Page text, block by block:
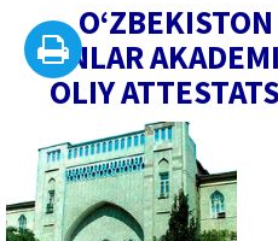
FANLAR
OLIY